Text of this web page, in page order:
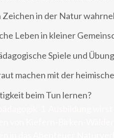
Zeichen in der Natur
Leben in kleiner
Spiele und
machen mit der
beim Tun lernen?